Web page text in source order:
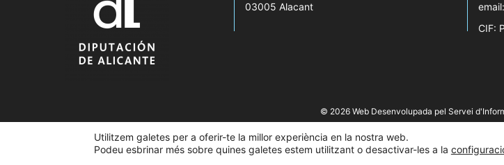
03005 Alacant
email:
CIF:
© 2026 Web Desenvolupada pel Servei
Utilitzem galetes per a oferir-te la millor experiència en la nostra web.
Podeu esbrinar més sobre quines galetes estem utilitzant o desactivar-les a la